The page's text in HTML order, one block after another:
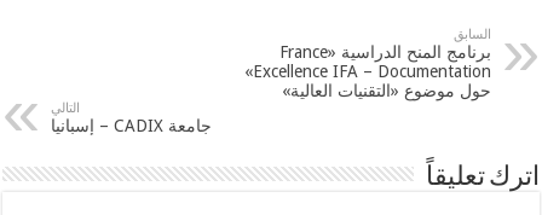
السابق
برنامج المنح الدراسية «France
Excellence IFA – Documentation»
حول موضوع «التقنيات العالية»
التالي
جامعة CADIX – إسبانيا
اترك تعليقاً